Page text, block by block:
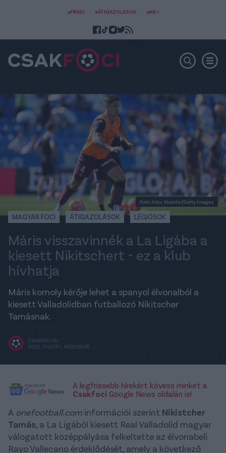
#FRADI #ÁTIGAZOLÁSOK #NB I
Fotó: Aitor Alcalde/Getty Images
MAGYAR FOCI ÁTIGAZOLÁSOK LÉGIÓSOK
Máris visszavinnék a La Ligába a
kiesett Nikitschert - ez a klub
hívhatja
Máris komoly kérője lehet a spanyol élvonalból a
kiesett Valladolidban futballozó Nikitscher
Tamásnak.
CSAKFOCI.HU
2025. JÚLIUS 1., KEDD 20:45
A legfrissebb hírekért kövess minket a
Csakfoci Google News oldalán is!
A onefootball.com információi szerint Nikistcher
Tamás, a La Ligából kiesett Real Valladolid magyar
válogatott középpályása felkeltette az élvonabeli
Rayo Vallecano érdeklődését, amely a következő